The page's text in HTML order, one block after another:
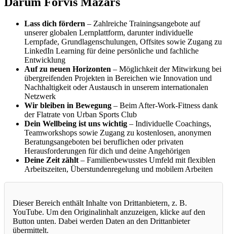
Lass dich fördern – Zahlreiche Trainingsangebote auf
unserer globalen Lernplattform, darunter individuelle
Lernpfade, Grundlagenschulungen, Offsites sowie Zugang zu
LinkedIn Learning für deine persönliche und fachliche
Entwicklung
Auf zu neuen Horizonten – Möglichkeit der Mitwirkung bei
übergreifenden Projekten in Bereichen wie Innovation und
Nachhaltigkeit oder Austausch in unserem internationalen
Netzwerk
Wir bleiben in Bewegung – Beim After-Work-Fitness dank
der Flatrate von Urban Sports Club
Dein Wellbeing ist uns wichtig – Individuelle Coachings,
Teamworkshops sowie Zugang zu kostenlosen, anonymen
Beratungsangeboten bei beruflichen oder privaten
Herausforderungen für dich und deine Angehörigen
Deine Zeit zählt – Familienbewusstes Umfeld mit flexiblen
Arbeitszeiten, Überstundenregelung und mobilem Arbeiten
Dieser Bereich enthält Inhalte von Drittanbietern, z. B.
YouTube. Um den Originalinhalt anzuzeigen, klicke auf den
Button unten. Dabei werden Daten an den Drittanbieter
übermittelt.